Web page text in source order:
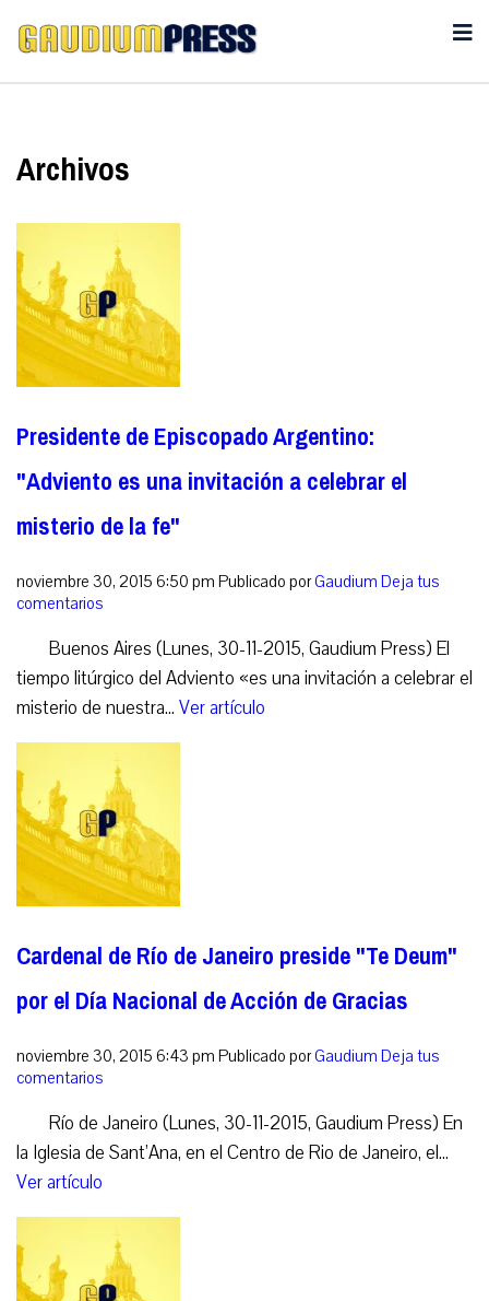
Archivos
Presidente de Episcopado Argentino:
"Adviento es una invitación a celebrar el
misterio de la fe"
noviembre 30, 2015 6:50 pm Publicado porGaudium Deja tus
comentarios
Buenos Aires (Lunes, 30-11-2015, Gaudium Press) El
tiempo litúrgico del Adviento «es una invitación a celebrar el
misterio de nuestra... Ver artículo
Cardenal de Río de Janeiro preside "Te Deum"
por el Día Nacional de Acción de Gracias
noviembre 30, 2015 6:43 pm Publicado porGaudium Deja tus
comentarios
Río de Janeiro (Lunes, 30-11-2015, Gaudium Press) En
la Iglesia de Sant’Ana, en el Centro de Rio de Janeiro, el...
Ver artículo